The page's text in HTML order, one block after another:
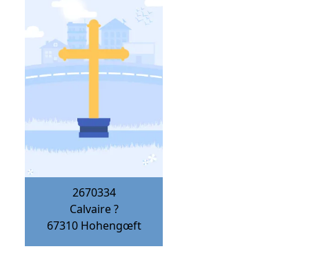
2670334
Calvaire ?
67310 Hohengœft